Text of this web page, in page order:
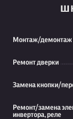
Монтаж/демонтаж
Ремонт дверки
Замена кнопки/
Ремонт/замена
инвертора, реле